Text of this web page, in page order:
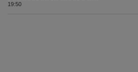
investigațiilor de presă de pe
19:50